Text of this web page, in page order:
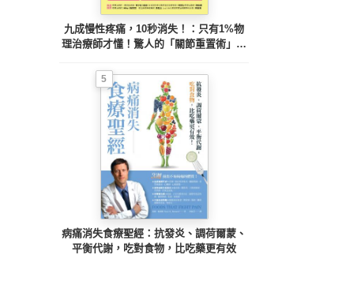
九成慢性疼痛，10秒消失！：只有1%物
理治療師才懂！驚人的「關節重置術」，
5
病痛消失食療聖經：抗發炎、調荷爾蒙、
平衡代謝，吃對食物，比吃藥更有效